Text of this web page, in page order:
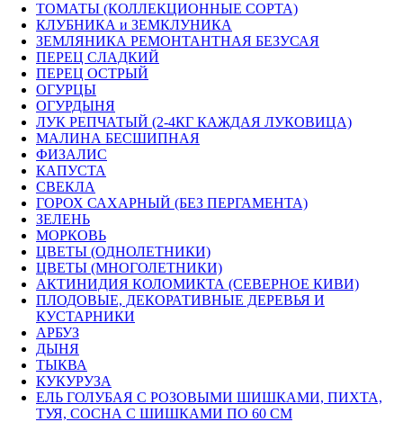
ТОМАТЫ (КОЛЛЕКЦИОННЫЕ СОРТА)
КЛУБНИКА и ЗЕМКЛУНИКА
ЗЕМЛЯНИКА РЕМОНТАНТНАЯ БЕЗУСАЯ
ПЕРЕЦ СЛАДКИЙ
ПЕРЕЦ ОСТРЫЙ
ОГУРЦЫ
ОГУРДЫНЯ
ЛУК РЕПЧАТЫЙ (2-4КГ КАЖДАЯ ЛУКОВИЦА)
МАЛИНА БЕСШИПНАЯ
ФИЗАЛИС
КАПУСТА
СВЕКЛА
ГОРОХ САХАРНЫЙ (БЕЗ ПЕРГАМЕНТА)
ЗЕЛЕНЬ
МОРКОВЬ
ЦВЕТЫ (ОДНОЛЕТНИКИ)
ЦВЕТЫ (МНОГОЛЕТНИКИ)
АКТИНИДИЯ КОЛОМИКТА (СЕВЕРНОЕ КИВИ)
ПЛОДОВЫЕ, ДЕКОРАТИВНЫЕ ДЕРЕВЬЯ И
КУСТАРНИКИ
АРБУЗ
ДЫНЯ
ТЫКВА
КУКУРУЗА
ЕЛЬ ГОЛУБАЯ С РОЗОВЫМИ ШИШКАМИ, ПИХТА,
ТУЯ, СОСНА С ШИШКАМИ ПО 60 СМ